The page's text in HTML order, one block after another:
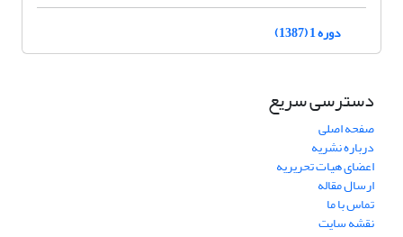
دوره 1 (1387)
دسترسی سریع
صفحه اصلی
درباره نشریه
اعضای هیات تحریریه
ارسال مقاله
تماس با ما
نقشه سایت